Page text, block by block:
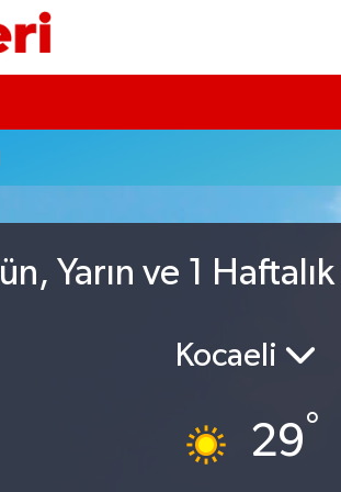
Yarın ve 1
Kocaeli
29°